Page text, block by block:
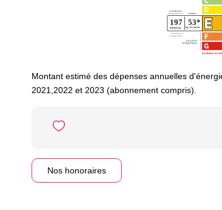
Montant estimé des dépenses annuelles
2021,2022 et 2023 (abonnement compris).
Nos honoraires